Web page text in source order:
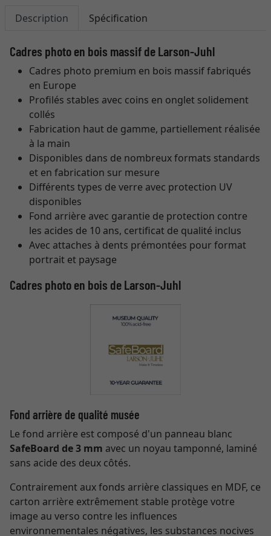
Description Spécification
Cadres photo en bois massif de Larson-Juhl
Cadres photo premium en bois massif fabriqués
en Europe
Profilés stables avec coins en onglet solidement
collés
Fabrication haut de gamme, partiellement réalisée
à la main
Disponibles dans de nombreux formats standards
et en fabrication sur mesure
Différents types de verre avec protection UV
disponibles
Fond arrière avec garantie de protection contre
les acides de 10 ans, certificat de qualité inclus
Avec attaches à dents prémontées pour format
portrait et paysage
Cadres photo en bois de Larson-Juhl
Fond arrière de qualité musée
Le fond arrière est composé d'un panneau blanc
SafeBoard de 3 mm avec un noyau tamponné, laminé
sans acide des deux côtés.
Contrairement aux fonds arrière classiques en MDF, ce
carton arrière extrêmement stable protège votre
image au verso contre les influences
environnementales négatives, les substances nocives